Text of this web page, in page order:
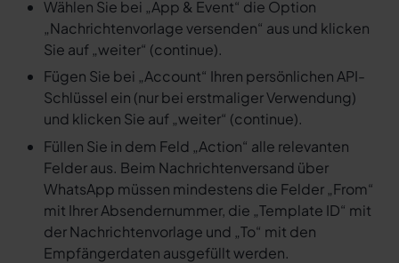
Wählen Sie bei „App & Event“ die Option
„Nachrichtenvorlage versenden“ aus und klicken
Sie auf „weiter“ (continue).
Fügen Sie bei „Account“ Ihren persönlichen API-
Schlüssel ein (nur bei erstmaliger Verwendung)
und klicken Sie auf „weiter“ (continue).
Füllen Sie in dem Feld „Action“ alle relevanten
Felder aus. Beim Nachrichtenversand über
WhatsApp müssen mindestens die Felder „From“
mit Ihrer Absendernummer, die „Template ID“ mit
der Nachrichtenvorlage und „To“ mit den
Empfängerdaten ausgefüllt werden.